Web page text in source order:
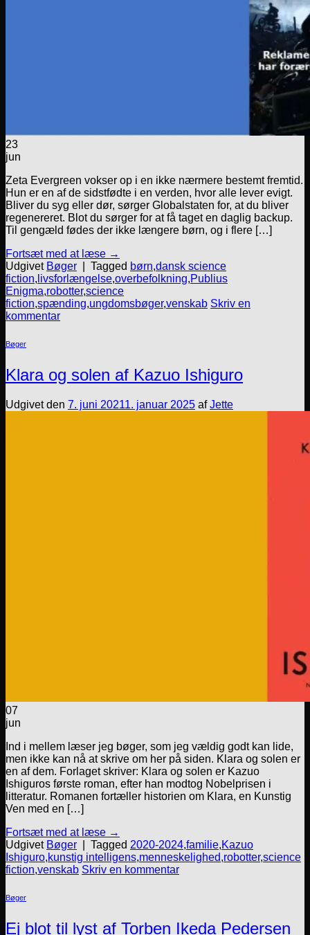
23
jun
Zeta Evergreen vokser op i en ikke nærmere bestemt fremtid.
Hun er en af de sidstfødte i en verden, hvor alle lever evigt.
Bliver du syg eller dør, sørger Globalstaten for, at du bliver
regenereret. Blot du sørger for at få taget en daglig backup.
Til gengæld fødes der ikke længere børn, og i flere […]
Fortsæt med at læse →
Udgivet Bøger Tagged børn,dansk science
fiction, livsforlængelse,overbefolkning,Publius
Enigma,robotter,science
fiction,spænding,ungdomsbøger,venskab Skriv en
kommentar
Bøger
Klara og solen af Kazuo Ishiguro
Udgivet den 7. juni 20211. januar 2025 afJette
07
jun
Ind i mellem læser jeg bøger, som jeg vældig godt kan lide,
men ikke kan nå at skrive om her på siden. Klara og solen er
en af dem. Forlaget skriver: Klara og solen er Kazuo
Ishiguros første roman, efter han modtog Nobelprisen i
litteratur. Romanen fortæller historien om Klara, en Kunstig
Ven med en […]
Fortsæt med at læse →
Udgivet Bøger Tagged 2020-2024,familie,Kazuo
Ishiguro,kunstig intelligens,menneskelighed,robotter,science
fiction,venskab Skriv en kommentar
Bøger
Ej blot til lyst af Torben Ikeda Pedersen